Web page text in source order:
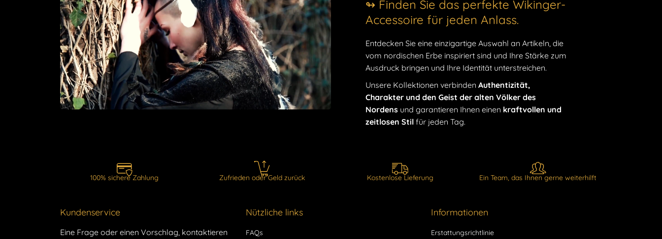
↬ Finden Sie das perfekte Wikinger-
Accessoire für jeden Anlass.
Entdecken Sie eine einzigartige Auswahl an Artikeln, die
vom nordischen Erbe inspiriert sind und Ihre Stärke zum
Ausdruck bringen und Ihre Identität unterstreichen.
Unsere Kollektionen verbinden Authentizität,
Charakter und den Geist der alten Völker des
Nordens und garantieren Ihnen einen kraftvollen und
zeitlosen Stil für jeden Tag.
100% sichere Zahlung Zufrieden oder Geld zurück Kostenlose Lieferung Ein Team, das Ihnen gerne weiterhilft
Kundenservice
Eine Frage oder einen Vorschlag, kontaktieren
Nützliche links
FAQs
Informationen
Erstattungsrichtlinie